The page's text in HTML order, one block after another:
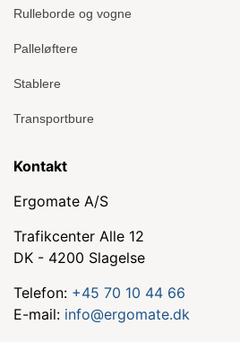
Rulleborde og vogne
Palleløftere
Stablere
Transportbure
Kontakt
Ergomate A/S
Trafikcenter Alle 12
DK - 4200 Slagelse
Telefon: +45 70 10 44 66
E-mail: info@ergomate.dk